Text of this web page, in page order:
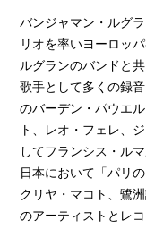
バンジャマン・ルグ
リオを率いヨーロッ
ルグランのバンドと
歌手として多くの録
のバーデン・パウエ
ト、レオ・フェレ、
してフランシス・ル
日本において「パリ
クリヤ・マコト、鷺
のアーティストとレ